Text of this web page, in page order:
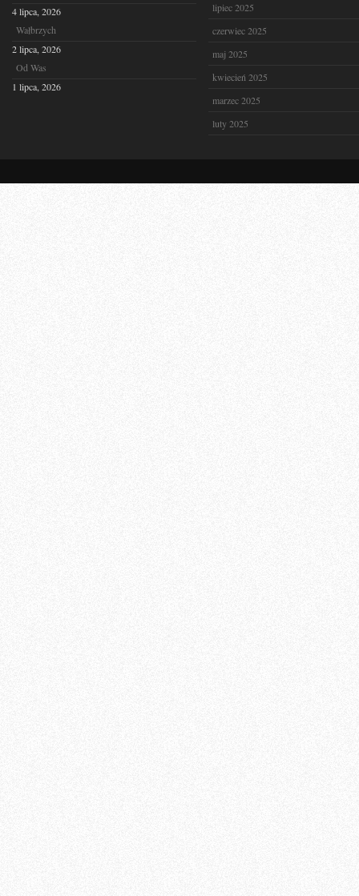
4 lipca, 2026
Wałbrzych
2 lipca, 2026
Od Was
1 lipca, 2026
lipiec 2025
czerwiec 2025
maj 2025
kwiecień 2025
marzec 2025
luty 2025